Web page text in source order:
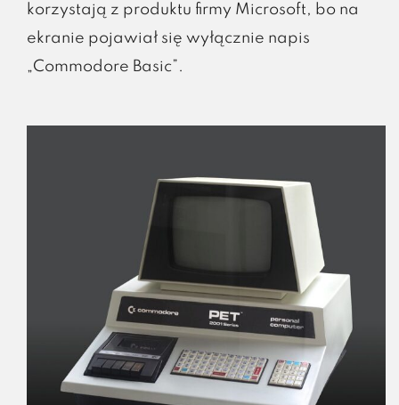
korzystają z produktu firmy Microsoft, bo na
ekranie pojawiał się wyłącznie napis
„Commodore Basic”.